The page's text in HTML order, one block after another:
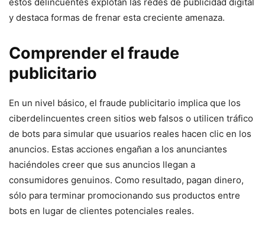
y destaca formas de frenar‌ esta creciente amenaza.
Comprender el fraude
publicitario
En un nivel básico, ⁢el fraude publicitario implica que⁢ los
ciberdelincuentes creen sitios web falsos o utilicen tráfico
de bots⁤ para⁢ simular que usuarios reales hacen clic en los
anuncios. ⁢Estas​ acciones engañan a ⁣los anunciantes
haciéndoles creer que‍ sus‍ anuncios llegan a
consumidores genuinos. Como resultado, pagan dinero,
sólo para terminar promocionando sus productos entre
⁢bots en⁢ lugar de clientes potenciales reales.